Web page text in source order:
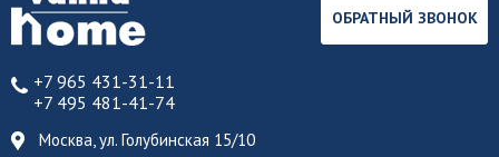
+7 965 431-31-11
+7 495 481-41-74
Москва, ул. Голубинская 15/10
ОБРАТНЫЙ ЗВОНОК